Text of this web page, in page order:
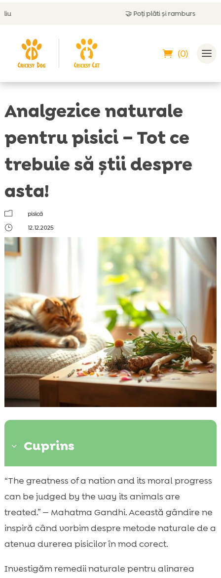
Poți plăti și ramburs
(0)
Analgezice naturale
pentru pisici – Tot ce
trebuie să știi despre
asta!
m
pisică
}
12.12.2025
3 Cuprins
 Ce înseamnă durerea la pisici și cum o
recunoaștem
 Cauzele frecvente ale durerii la pisici
 analgezice naturale pentru pisici
Plante și extracte cu potențial analgezic
 Remedii din cămară care pot ajuta
“The greatness of a nation and its moral progress
can be judged by the way its animals are
treated.” — Mahatma Gandhi. Această gândire ne
inspiră când vorbim despre metode naturale de a
atenua durerea pisicilor în mod corect.
Investigăm remedii naturale pentru alinarea